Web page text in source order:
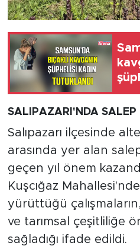
SALIPAZARI'NDA SALEP
Salıpazarı ilçesinde
arasında yer alan
geçen yıl önem
Kuşcığaz
yürüttüğü
ve tarımsal çeşitliliğe
sağladığı ifade edildi.